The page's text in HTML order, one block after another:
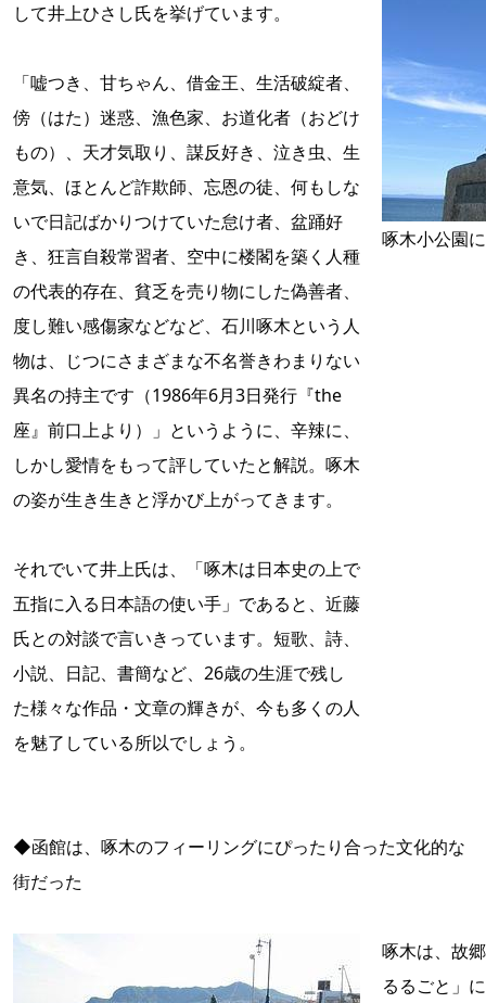
して井上ひさし氏を挙げています。
「嘘つき、甘ちゃん、借金王、生活破綻者、
傍（はた）迷惑、漁色家、お道化者（おどけ
もの）、天才気取り、謀反好き、泣き虫、生
意気、ほとんど詐欺師、忘恩の徒、何もしな
いで日記ばかりつけていた怠け者、盆踊好
き、狂言自殺常習者、空中に楼閣を築く人種
の代表的存在、貧乏を売り物にした偽善者、
度し難い感傷家などなど、石川啄木という人
物は、じつにさまざまな不名誉きわまりない
異名の持主です（1986年6月3日発行『the
座』前口上より）」というように、辛辣に、
しかし愛情をもって評していたと解説。啄木
の姿が生き生きと浮かび上がってきます。
それでいて井上氏は、「啄木は日本史の上で
五指に入る日本語の使い手」であると、近藤
氏との対談で言いきっています。短歌、詩、
小説、日記、書簡など、26歳の生涯で残し
た様々な作品・文章の輝きが、今も多くの人
を魅了している所以でしょう。
啄木小公園
◆函館は、啄木のフィーリングにぴったり合った文化的な
街だった
啄木は、故
るるごと」